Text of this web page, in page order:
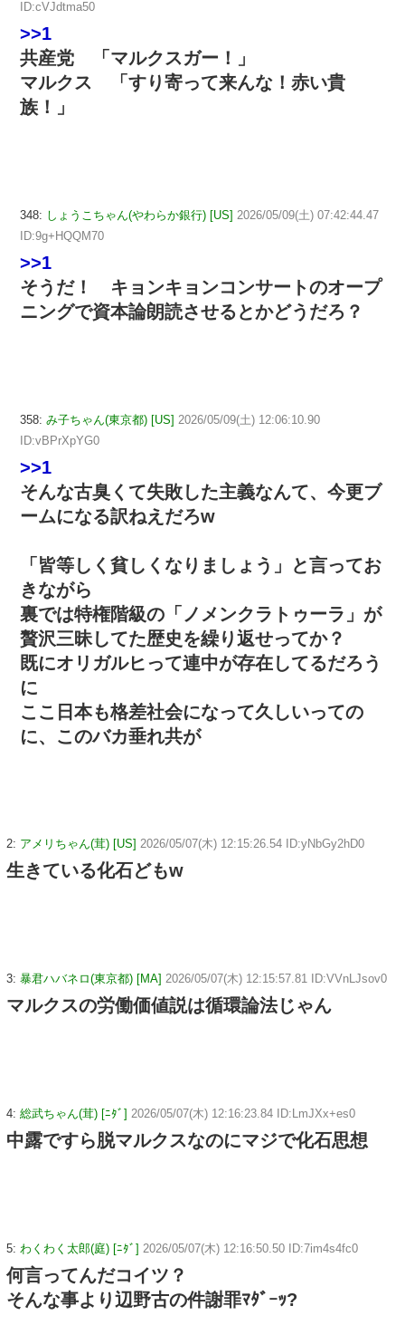
ID:cVJdtma50
>>1
共産党 「マルクスガー！」
マルクス 「すり寄って来んな！赤い貴
族！」
348: しょうこちゃん(やわらか銀行) [US] 2026/05/09(土) 07:42:44.47
ID:9g+HQQM70
>>1
そうだ！ キョンキョンコンサートのオープ
ニングで資本論朗読させるとかどうだろ？
358: み子ちゃん(東京都) [US] 2026/05/09(土) 12:06:10.90
ID:vBPrXpYG0
>>1
そんな古臭くて失敗した主義なんて、今更ブ
ームになる訳ねえだろw
「皆等しく貧しくなりましょう」と言ってお
きながら
裏では特権階級の「ノメンクラトゥーラ」が
贅沢三昧してた歴史を繰り返せってか？
既にオリガルヒって連中が存在してるだろう
に
ここ日本も格差社会になって久しいっての
に、このバカ垂れ共が
2: アメリちゃん(茸) [US] 2026/05/07(木) 12:15:26.54 ID:yNbGy2hD0
生きている化石どもw
3: 暴君ハバネロ(東京都) [MA] 2026/05/07(木) 12:15:57.81 ID:VVnLJsov0
マルクスの労働価値説は循環論法じゃん
4: 総武ちゃん(茸) [ﾆﾀﾞ] 2026/05/07(木) 12:16:23.84 ID:LmJXx+es0
中露ですら脱マルクスなのにマジで化石思想
5: わくわく太郎(庭) [ﾆﾀﾞ] 2026/05/07(木) 12:16:50.50 ID:7im4s4fc0
何言ってんだコイツ？
そんな事より辺野古の件謝罪ﾏﾀﾞｰｯ?